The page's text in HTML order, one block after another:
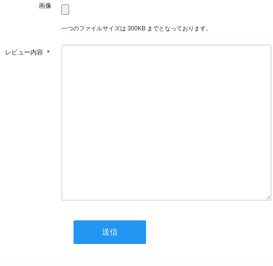
画像
一つのファイルサイズは 300KB までとなっております。
レビュー内容 ＊